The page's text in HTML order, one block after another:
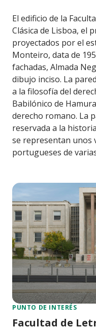
El edificio de la
Clásica de Lisboa, el
proyectados por el
Monteiro, data de
fachadas, Almada
dibujo inciso. La
a la filosofía del
Babilónico de
derecho romano. La
reservada a la
se representan unos
portugueses de
PUNTO DE INTERÉS
Facultad de